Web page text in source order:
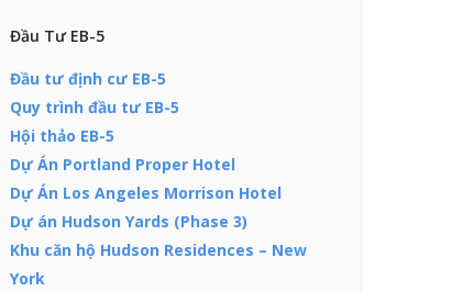
Đầu Tư EB-5
Đầu tư định cư EB-5
Quy trình đầu tư EB-5
Hội thảo EB-5
Dự Án Portland Proper Hotel
Dự Án Los Angeles Morrison Hotel
Dự án Hudson Yards (Phase 3)
Khu căn hộ Hudson Residences – New
York